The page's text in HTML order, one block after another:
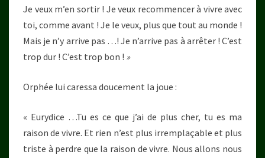
Je veux m’en sortir ! Je veux recommencer à vivre avec
toi, comme avant ! Je le veux, plus que tout au monde !
Mais je n’y arrive pas …! Je n’arrive pas à arrêter ! C’est
trop dur ! C’est trop bon ! »
Orphée lui caressa doucement la joue :
« Eurydice …Tu es ce que j’ai de plus cher, tu es ma
raison de vivre. Et rien n’est plus irremplaçable et plus
triste à perdre que la raison de vivre. Nous allons nous